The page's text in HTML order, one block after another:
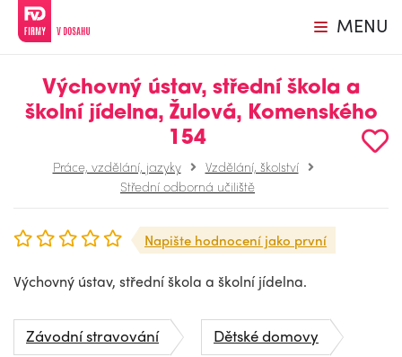
MENU
Výchovný ústav, střední škola a
školní jídelna, Žulová, Komenského
154
Práce, vzdělání, jazyky
Vzdělání, školství
Střední odborná učiliště
Napište hodnocení jako první
Výchovný ústav, střední škola a školní jídelna.
Závodní stravování
Dětské domovy